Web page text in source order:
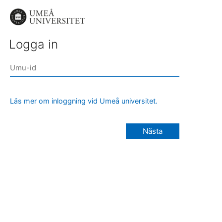
Logga in
Läs mer om inloggning vid Umeå universitet.
Nästa